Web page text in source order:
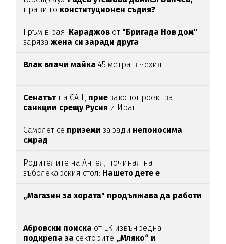
прави го конституционен съдия?
Гръм в рая: Караджов от "Бригада Нов дом"
зарязажена си заради друга
Влак влачи майка 45 метра в Чехия
Сенатътна САЩ прие законопроект за
санкции срещу Русия и Иран
Самолет се приземи заради непоносима
смрад
Родителите на Ангел, починал на
зъболекарския стол: Нашето дете е
антидотътнаупойката
„Магазин за хората" продължава да работи
Абровски поиска от ЕК извънредна
подкрепа за секторите „Мляко“ и